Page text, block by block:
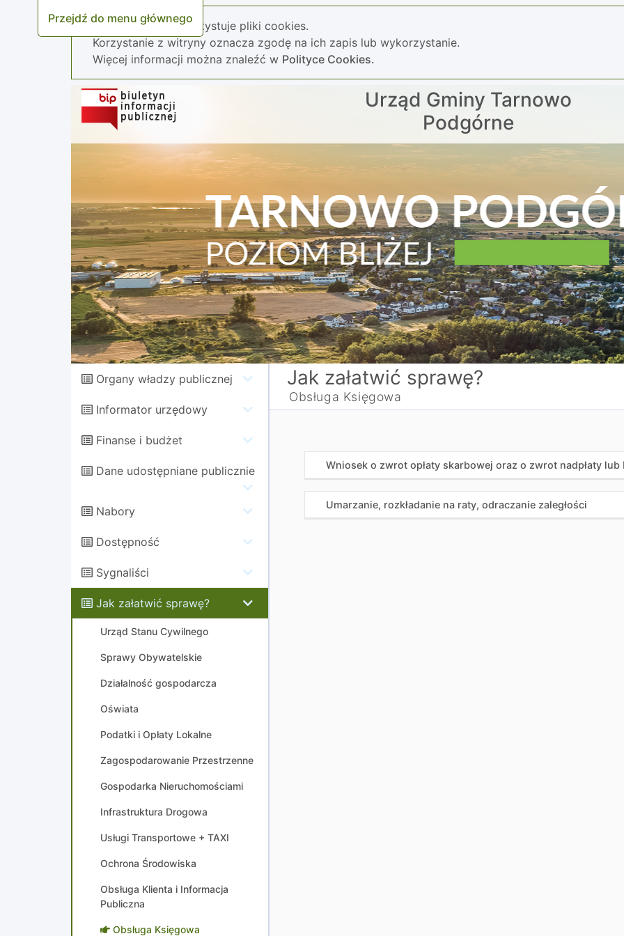
Przejdź do menu głównego
Nasza strona wykorzystuje pliki cookies.
Korzystanie z witryny oznacza zgodę na ich zapis lub wykorzystanie.
Więcej informacji można znaleźć w Polityce Cookies.
Urząd Gminy Tarnowo
Podgórne
Organy władzy publicznej
Informator urzędowy
Finanse i budżet
Dane udostępniane publicznie
Nabory
Dostępność
Sygnaliści
Jak załatwić sprawę?
Urząd Stanu Cywilnego
Sprawy Obywatelskie
Działalność gospodarcza
Oświata
Podatki i Opłaty Lokalne
Zagospodarowanie Przestrzenne
Gospodarka Nieruchomościami
Infrastruktura Drogowa
Usługi Transportowe + TAXI
Ochrona Środowiska
Obsługa Klienta i Informacja
Publiczna
Obsługa Księgowa
Jak załatwić sprawę?
Obsługa Księgowa
Wniosek o zwrot opłaty skarbowej oraz o zwrot nadpłaty lub
Umarzanie, rozkładanie na raty, odraczanie zaległości